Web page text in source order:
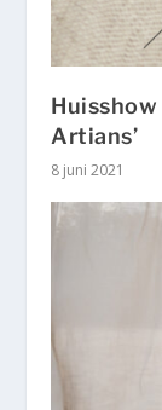
Huisshow
Artians’
8 juni 2021